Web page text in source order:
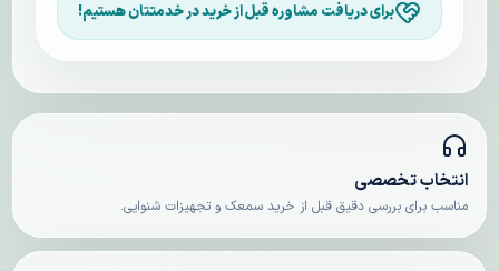
برای دریافت مشاوره قبل از خرید در خدمتتان هستیم!
انتخاب تخصصی
مناسب برای بررسی دقیق قبل از خرید سمعک و تجهیزات شنوایی.